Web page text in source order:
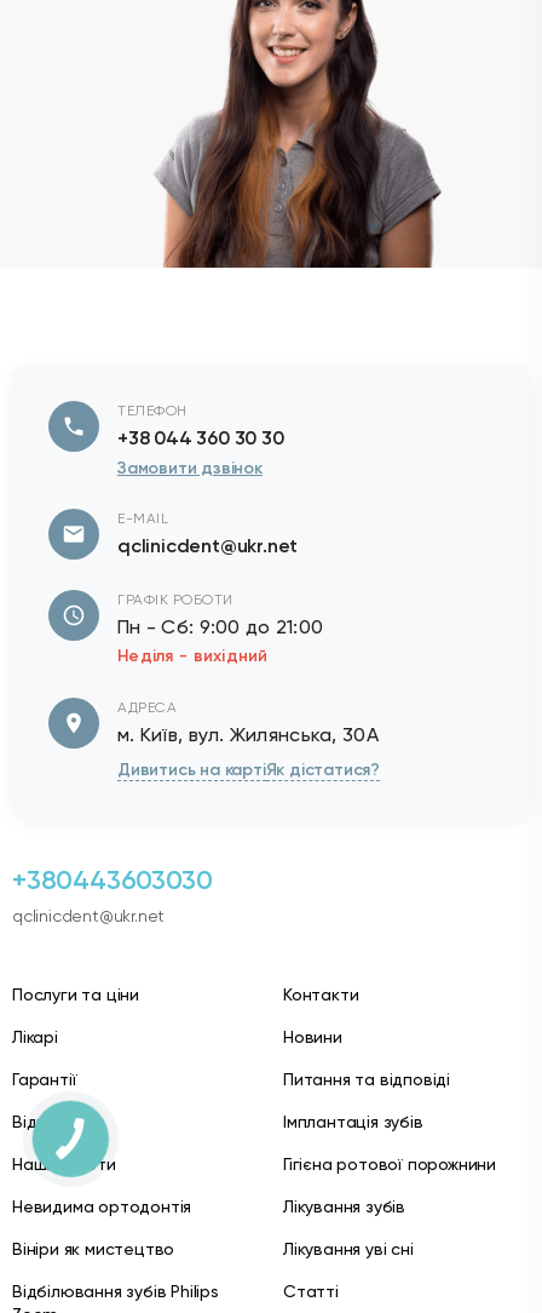
ТЕЛЕФОН
+38 044 360 30 30
Замовити дзвінок
E-MAIL
qclinicdent@ukr.net
ГРАФІК РОБОТИ
Пн - Сб: 9:00 до 21:00
Неділя - вихідний
АДРЕСА
м. Київ, вул. Жилянська, 30А
Дивитись на картіЯк дістатися?
+380443603030
qclinicdent@ukr.net
Послуги та ціни
Лікарі
Гарантії
Відгуки
Наші роботи
Невидима ортодонтія
Вініри як мистецтво
Відбілювання зубів Philips
Контакти
Новини
Питання та відповіді
Імплантація зубів
Гігієна ротової порожнини
Лікування зубів
Лікування уві сні
Статті